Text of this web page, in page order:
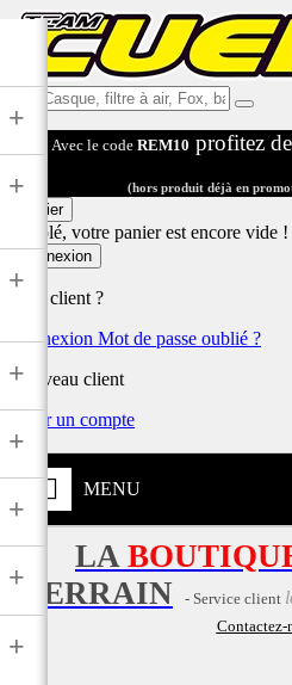
Ex:
filtre
air,
Fox,
...
Avec le code REM10 profitez de
(hors produit déjà en
Panier
Désolé, votre panier est encore vide !
Connexion
Déjà client ?
Connexion Mot de passe oublié ?
Nouveau client
Créer un compte
MENU
+
+
+
+
+
+
+
+
LA
TERRAIN
- Service client
Contactez-